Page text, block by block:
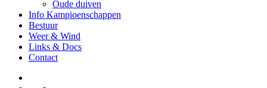
Oude duiven
Info Kampioenschappen
Bestuur
Weer & Wind
Links & Docs
Contact